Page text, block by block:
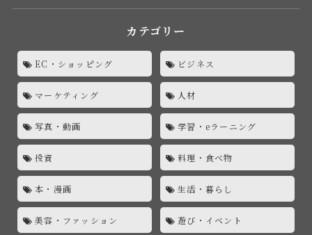
カテゴリー
EC・ショッピング ビジネス
マーケティング 人材
写真・動画 学習・eラーニング
投資 料理・食べ物
本・漫画 生活・暮らし
美容・ファッション 遊び・イベント